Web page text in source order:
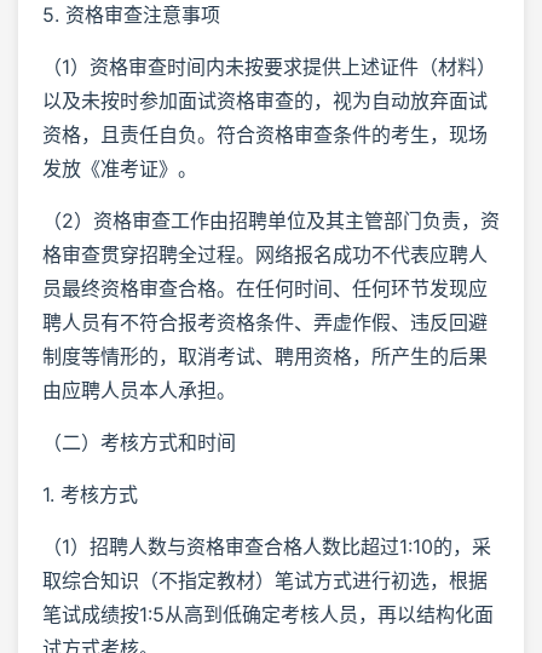
5. 资格审查注意事项
（1）资格审查时间内未按要求提供上述证件（材料）
以及未按时参加面试资格审查的，视为自动放弃面试
资格，且责任自负。符合资格审查条件的考生，现场
发放《准考证》。
（2）资格审查工作由招聘单位及其主管部门负责，资
格审查贯穿招聘全过程。网络报名成功不代表应聘人
员最终资格审查合格。在任何时间、任何环节发现应
聘人员有不符合报考资格条件、弄虚作假、违反回避
制度等情形的，取消考试、聘用资格，所产生的后果
由应聘人员本人承担。
（二）考核方式和时间
1. 考核方式
（1）招聘人数与资格审查合格人数比超过1:10的，采
取综合知识（不指定教材）笔试方式进行初选，根据
笔试成绩按1:5从高到低确定考核人员，再以结构化面
试方式考核。